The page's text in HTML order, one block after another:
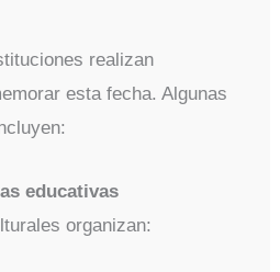
realizan
esta fecha. Algunas
educativas
organizan: